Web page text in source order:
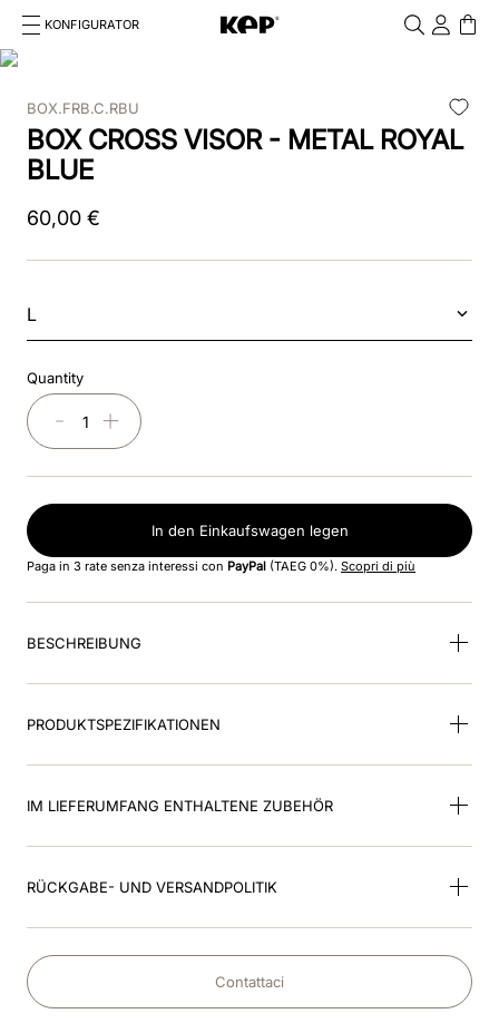
KONFIGURATOR
Cosa stai cercando?
1. kep cromo 2 0
2 kep
3.inserti
6. kep nero
7.cromo
8.nebula
BOX.FRB.C.RBU
BOX CROSS VISOR - METAL ROYAL
BLUE
60,00 €
L
Quantity
＋
－
In den Einkaufswagen legen
Paga in 3 rate senza interessi con PayPal (TAEG 0%). Scopri di più
BESCHREIBUNG
PRODUKTSPEZIFIKATIONEN
IM LIEFERUMFANG ENTHALTENE ZUBEHÖR
RÜCKGABE- UND VERSANDPOLITIK
Contattaci